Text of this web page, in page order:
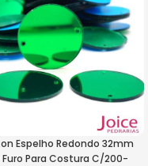
Espelho Redondo 32mm
Para Costura C/200-